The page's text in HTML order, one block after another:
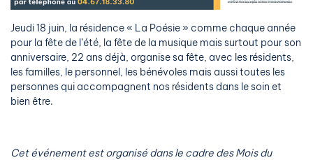
Jeudi 18 juin, la résidence « La Poésie » comme chaque année
pour la fête de l’été, la fête de la musique mais surtout pour son
anniversaire, 22 ans déjà, organise sa fête, avec les résidents,
les familles, le personnel, les bénévoles mais aussi toutes les
personnes qui accompagnent nos résidents dans le soin et
bien être.
Cet événement est organisé dans le cadre des Mois du